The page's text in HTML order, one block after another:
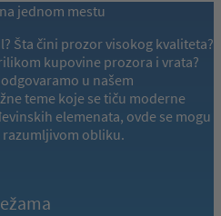
jednom mestu
Šta čini prozor visokog kvaliteta?
kupovine prozora i vrata?
u našem
teme koje se tiču moderne
elemenata, ovde se mogu
obliku.